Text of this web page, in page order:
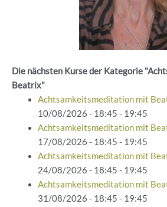
Die nächsten Kurse der Kategorie
Beatrix"
Achtsamkeitsmeditation mit
10/08/2026 - 18:45 - 19:45
Achtsamkeitsmeditation mit
17/08/2026 - 18:45 - 19:45
Achtsamkeitsmeditation mit
24/08/2026 - 18:45 - 19:45
Achtsamkeitsmeditation mit
31/08/2026 - 18:45 - 19:45